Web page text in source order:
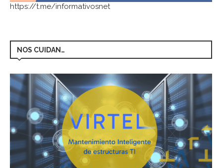
https://t.me/informativosnet
NOS CUIDAN…